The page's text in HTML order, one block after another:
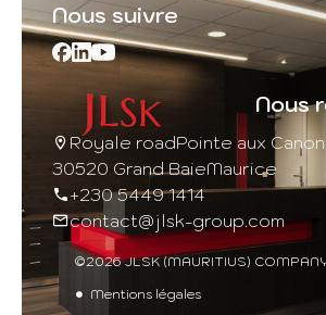
Nous suivre
Nous
Royale roadPointe aux
30520 Grand BaieMaurice
+230 5449 1414
contact@jlsk-group.com
©2026 JLSK (MAURITIUS)
Mentions légales